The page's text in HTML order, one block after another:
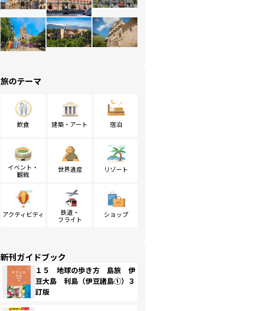
旅のテーマ
飲食 建築・アート 宿泊
イベント・
観戦
世界遺産 リゾート
アクティビティ
鉄道・
フライト
ショップ
新刊ガイドブック
１５ 地球の歩き方 島旅 伊
豆大島 利島（伊豆諸島①）３
訂版